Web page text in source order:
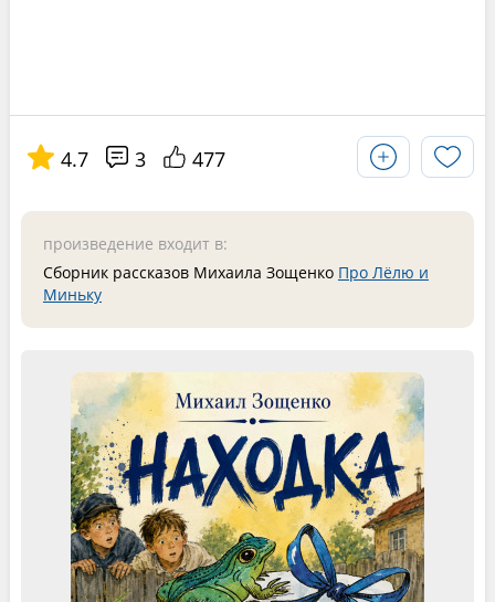
4.7 3 477
произведение входит в:
Сборник рассказов Михаила Зощенко Про Лёлю и
Миньку